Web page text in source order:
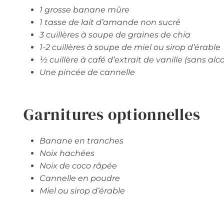
1 grosse banane mûre
1 tasse de lait d’amande non sucré
3 cuillères à soupe de graines de chia
1-2 cuillères à soupe de miel ou sirop d’érable
½ cuillère à café d’extrait de vanille (sans
Une pincée de cannelle
Garnitures optionnelles
Banane en tranches
Noix hachées
Noix de coco râpée
Cannelle en poudre
Miel ou sirop d’érable